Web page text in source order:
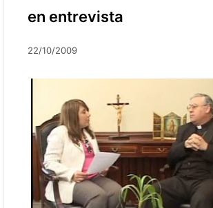
en entrevista
22/10/2009